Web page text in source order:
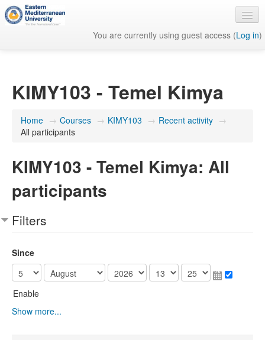
You are currently using guest access (Log in)
KIMY103 - Temel Kimya
Home → Courses → KIMY103 → Recent activity →
All participants
KIMY103 - Temel Kimya: All
participants
Filters
Since
Enable
Show more...